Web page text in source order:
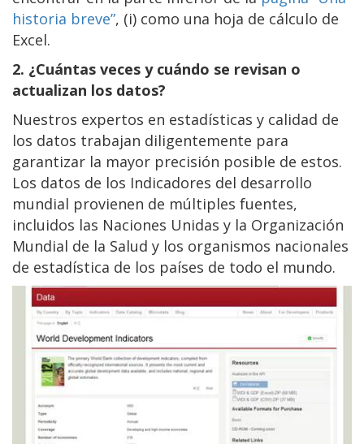
historia breve”, (i) como una hoja de cálculo de
Excel.
2. ¿Cuántas veces y cuándo se revisan o
actualizan los datos?
Nuestros expertos en estadísticas y calidad de
los datos trabajan diligentemente para
garantizar la mayor precisión posible de estos.
Los datos de los Indicadores del desarrollo
mundial provienen de múltiples fuentes,
incluidos las Naciones Unidas y la Organización
Mundial de la Salud y los organismos nacionales
de estadística de los países de todo el mundo.